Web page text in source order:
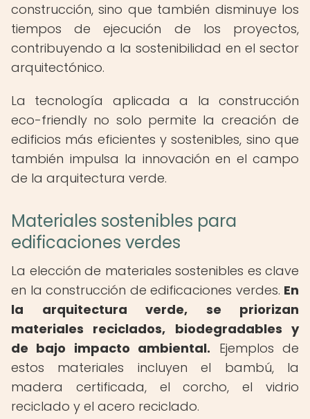
construcción, sino que también disminuye los
tiempos de ejecución de los proyectos,
contribuyendo a la sostenibilidad en el sector
arquitectónico.
La tecnología aplicada a la construcción
eco-friendly no solo permite la creación de
edificios más eficientes y sostenibles, sino que
también impulsa la innovación en el campo
de la arquitectura verde.
Materiales sostenibles para
edificaciones verdes
La elección de materiales sostenibles es clave
en la construcción de edificaciones verdes. En
la arquitectura verde, se priorizan
materiales reciclados, biodegradables y
de bajo impacto ambiental. Ejemplos de
estos materiales incluyen el bambú, la
madera certificada, el corcho, el vidrio
reciclado y el acero reciclado.